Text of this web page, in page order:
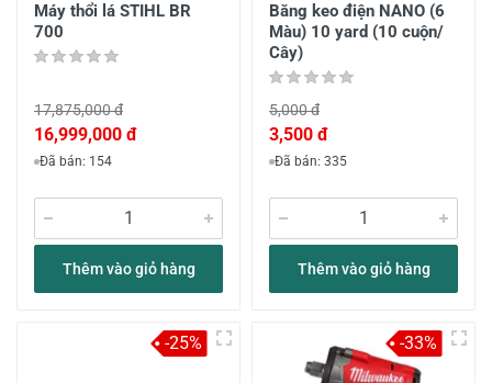
Máy thổi lá STIHL BR
700
17,875,000 đ
16,999,000 đ
Đã bán: 154
Thêm vào giỏ hàng
Băng keo điện NANO (6
Màu) 10 yard (10 cuộn/
Cây)
5,000 đ
3,500 đ
Đã bán: 335
Thêm vào giỏ hàng
-25% -33%